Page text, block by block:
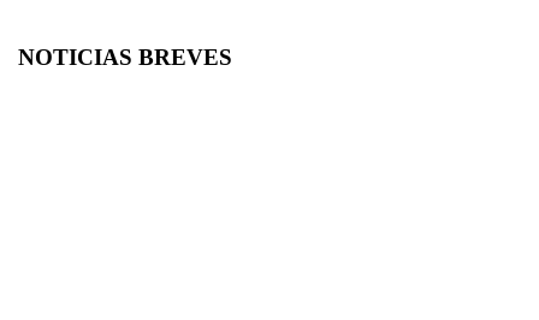
NOTICIAS BREVES